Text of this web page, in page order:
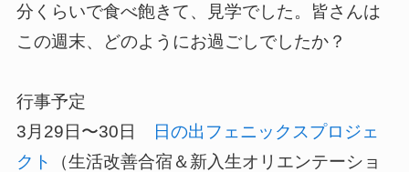
分くらいで食べ飽きて、見学でした。皆さんは
この週末、どのようにお過ごしでしたか？
行事予定
3月29日〜30日
日の出フェニックスプロジェ
クト
（生活改善合宿＆新入生オリエンテーショ